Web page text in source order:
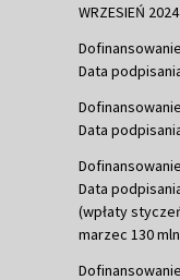
WRZESIEŃ
Data
Data
Data
(wpłaty
marzec 130